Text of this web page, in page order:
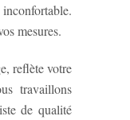
mesures.
reflète votre
travaillons
de qualité